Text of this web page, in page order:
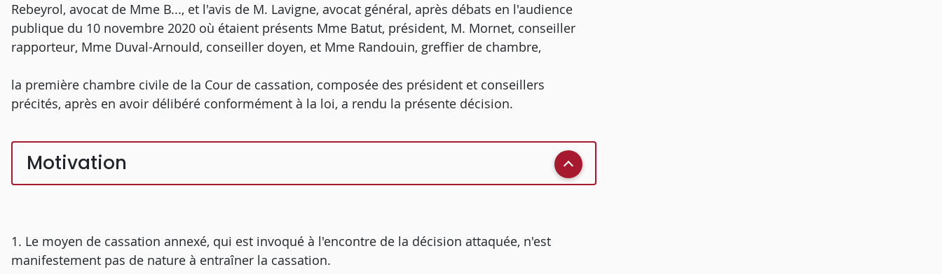
Rebeyrol, avocat de Mme B..., et l'avis de M. Lavigne, avocat général, après débats en l'audience
publique du 10 novembre 2020 où étaient présents Mme Batut, président, M. Mornet, conseiller
rapporteur, Mme Duval-Arnould, conseiller doyen, et Mme Randouin, greffier de chambre,
la première chambre civile de la Cour de cassation, composée des président et conseillers
précités, après en avoir délibéré conformément à la loi, a rendu la présente décision.
Motivation
1. Le moyen de cassation annexé, qui est invoqué à l'encontre de la décision attaquée, n'est
manifestement pas de nature à entraîner la cassation.